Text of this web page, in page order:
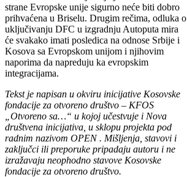
strane Evropske unije sigurno neće biti dobro
prihvaćena u Briselu. Drugim rečima, odluka o
uključivanju DFC u izgradnju Autoputa mira
će svakako imati posledica na odnose Srbije i
Kosova sa Evropskom unijom i njihovim
naporima da napreduju ka evropskim
integracijama.
Tekst je napisan u okviru inicijative Kosovske
fondacije za otvoreno društvo – KFOS
„Otvoreno sa…“ u kojoj učestvuje i Nova
društvena inicijativa, u sklopu projekta pod
radnim nazivom OPEN . Mišljenja, stavovi i
zaključci ili preporuke pripadaju autoru i ne
izražavaju neophodno stavove Kosovske
fondacije za otvoreno društvo.